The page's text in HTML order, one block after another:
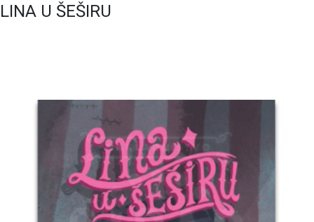
LINA U ŠEŠIRU